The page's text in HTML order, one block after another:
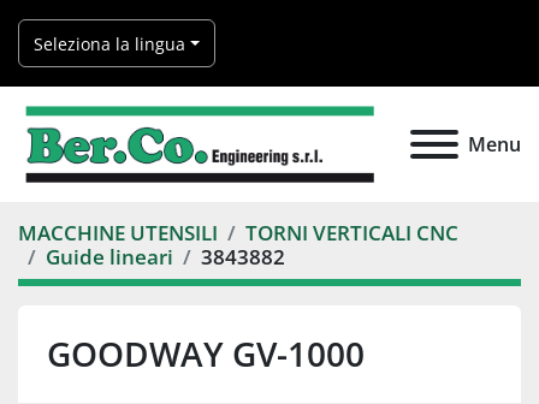
Seleziona la lingua
Menu
MACCHINE UTENSILI
TORNI VERTICALI CNC
Guide lineari
3843882
GOODWAY GV-1000